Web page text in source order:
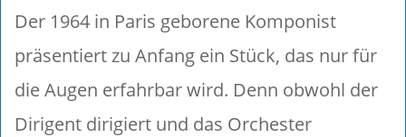
Der 1964 in Paris geborene Komponist
präsentiert zu Anfang ein Stück, das nur für
die Augen erfahrbar wird. Denn obwohl der
Dirigent dirigiert und das Orchester